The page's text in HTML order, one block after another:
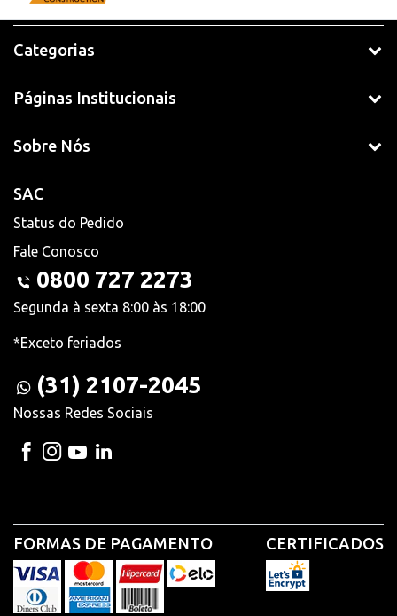
Categorias
Páginas Institucionais
Sobre Nós
SAC
Status do Pedido
Fale Conosco
0800 727 2273
Segunda à sexta 8:00 às 18:00
*Exceto feriados
(31) 2107-2045
Nossas Redes Sociais
FORMAS DE PAGAMENTO CERTIFICADOS